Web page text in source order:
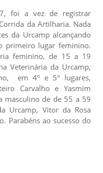
foi a vez de registrar
da Artilharia. Nada
da Urcamp alcançando
primeiro lugar feminino.
feminino, de 15 a 19
Veterinária da Urcamp,
em 4º e 5º lugares,
Carvalho eYasmim
masculino de de 55 a 59
Urcamp, Vitor da Rosa
Parabéns ao sucesso do